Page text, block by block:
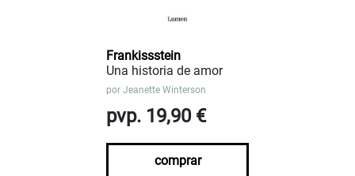
Frankissstein
Una historia de amor
por Jeanette Winterson
pvp. 19,90 €
comprar